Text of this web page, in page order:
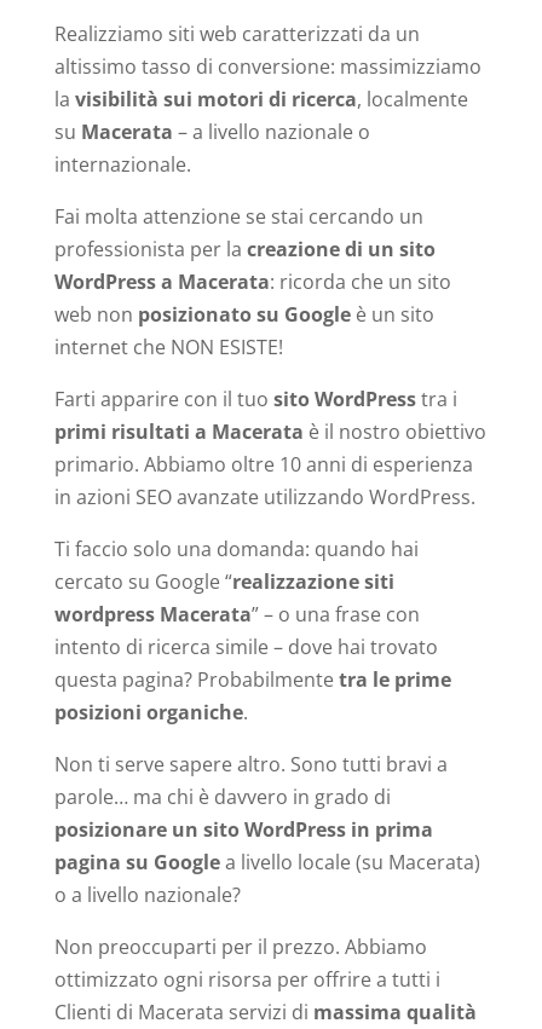
Realizziamo siti web caratterizzati da un
altissimo tasso di conversione: massimizziamo
la visibilità sui motori di ricerca, localmente
su Macerata – a livello nazionale o
internazionale.
Fai molta attenzione se stai cercando un
professionista per la creazione di un sito
WordPress a Macerata: ricorda che un sito
web non posizionato su Googleè un sito
internet che NON ESISTE!
Farti apparire con il tuo sito WordPresstra i
primi risultati a Macerata è il nostro obiettivo
primario. Abbiamo oltre 10 anni di esperienza
in azioni SEO avanzate utilizzando WordPress.
Ti faccio solo una domanda: quando hai
cercato su Google “realizzazione siti
wordpress Macerata” – o una frase con
intento di ricerca simile – dove hai trovato
questa pagina? Probabilmentetra le prime
posizioni organiche.
Non ti serve sapere altro. Sono tutti bravi a
parole… ma chi è davvero in grado di
posizionare un sito WordPress in prima
pagina su Googlea livello locale (su Macerata)
o a livello nazionale?
Non preoccuparti per il prezzo. Abbiamo
ottimizzato ogni risorsa per offrire a tutti i
Clienti di Macerata servizi di massima qualità